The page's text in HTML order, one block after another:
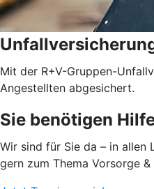
Mit der R+V-Gruppen-
Angestellten abgesichert.
Sie benötigen
Wir sind für Sie da – in allen
gern zum Thema Vorsorge